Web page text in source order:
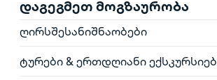
დაგეგმეთ მოგზაურობა
ღირსშესანიშნაობები
ტურები & ერთდღიანი